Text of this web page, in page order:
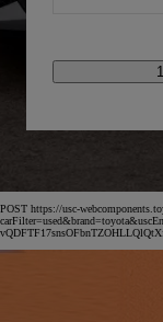
POST https://usc-